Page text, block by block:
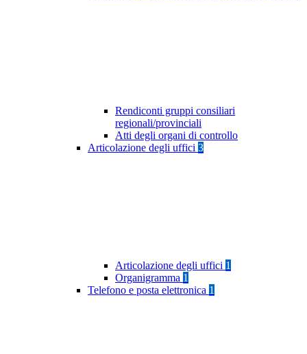
Rendiconti gruppi consiliari
regionali/provinciali
Atti degli organi di controllo
Articolazione degli uffici 3
Articolazione degli uffici 1
Organigramma 1
Telefono e posta elettronica 1